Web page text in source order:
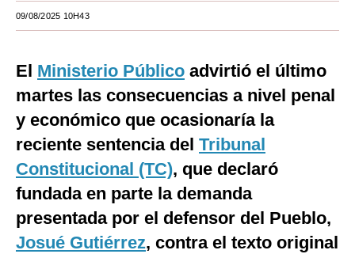
Internacional
Tecnología
Mix
G de Gestión
Notas Contratadas
09/08/2025 10H43
El Ministerio Público advirtió el último
martes las consecuencias a nivel penal
y económico que ocasionaría la
reciente sentencia del Tribunal
Constitucional (TC), que declaró
fundada en parte la demanda
presentada por el defensor del Pueblo,
Josué Gutiérrez, contra el texto original